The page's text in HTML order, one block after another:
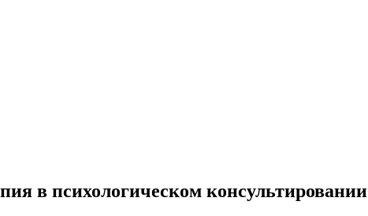
в психологическом консультировании